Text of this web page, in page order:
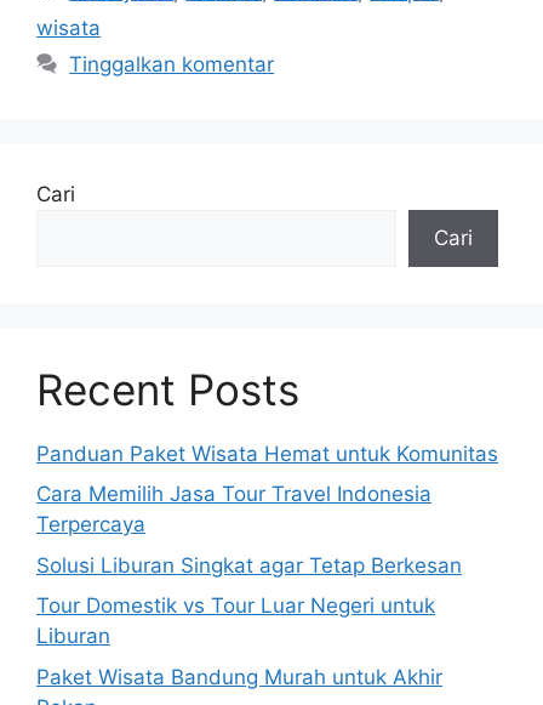
wisata
Tinggalkan komentar
Cari
Cari
Recent Posts
Panduan Paket Wisata Hemat untuk Komunitas
Cara Memilih Jasa Tour Travel Indonesia
Terpercaya
Solusi Liburan Singkat agar Tetap Berkesan
Tour Domestik vs Tour Luar Negeri untuk
Liburan
Paket Wisata Bandung Murah untuk Akhir